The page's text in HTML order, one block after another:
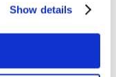
Show details